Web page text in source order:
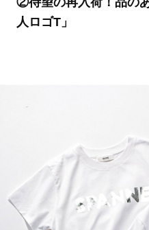
人ロゴT」